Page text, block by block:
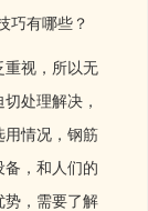
巧有哪些？
重视，所以无
处理解决，
用情况，钢筋
备，和人们的
势，需要了解